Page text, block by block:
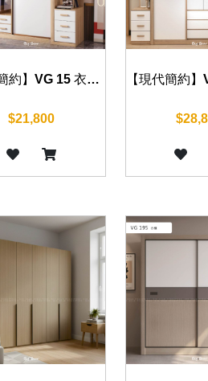
【現代簡約】VG 15 衣櫃 120/160/180/200cm
$21,800